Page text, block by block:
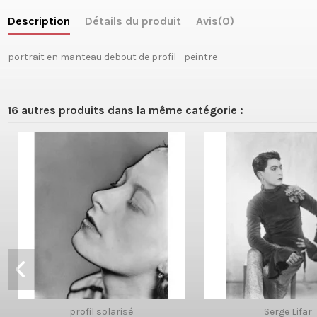
Description Détails du produit Avis(0)
portrait en manteau debout de profil - peintre
16 autres produits dans la même catégorie :
profil solarisé Serge Lifar